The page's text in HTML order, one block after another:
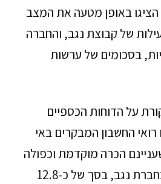
2014-2011, הציגו באופן מטעה את המצב
של קבוצת נגב, והחברה
בסכומים של ערשות
על הדוחות הכספיים
הבחינו רואי החשבון המבקרים באי
הכרה מוקדמת וכפולה
בהכנסות שבוצעה בחברת נגב, בסך של כ-12.8